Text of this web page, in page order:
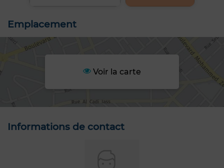
Emplacement
Voir la carte
Informations de contact